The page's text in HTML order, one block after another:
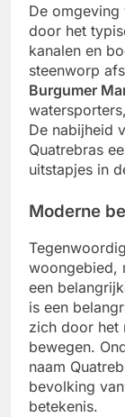
De omgeving
door het
kanalen en
steenworp
Burgumer
De nabijheid
Quatrebras
uitstapjes in
Moderne
woongebied,
een
is een
zich door het
bewegen.
naam
bevolking
betekenis.